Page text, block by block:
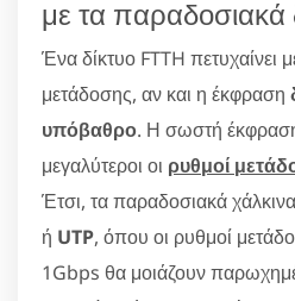
με τα παραδοσιακά
Ένα δίκτυο FTTH πετυχαίνει
μετάδοσης, αν και η έκφραση
υπόβαθρο. Η σωστή έκφραση
μεγαλύτεροι οι ρυθμοί
Έτσι, τα παραδοσιακά
ή UTP, όπου οι ρυθμοί
1Gbps θα μοιάζουν